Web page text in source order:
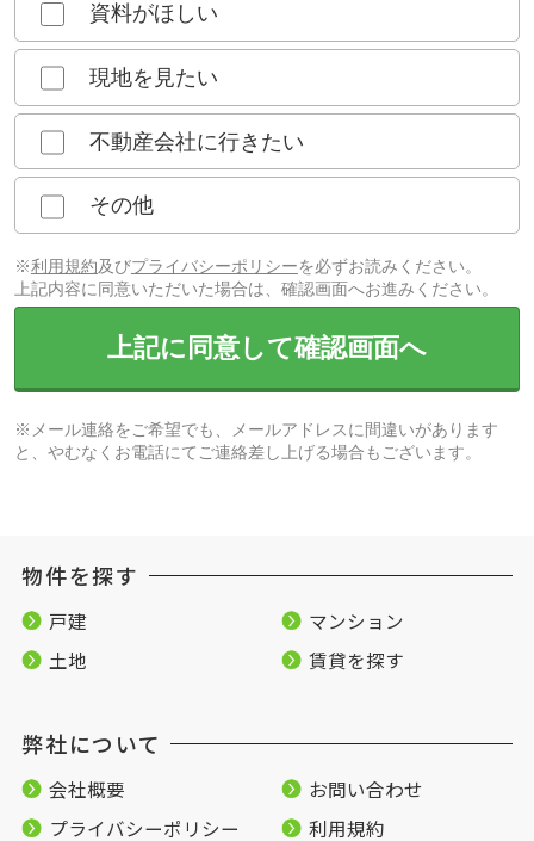
資料がほしい
現地を見たい
不動産会社に行きたい
その他
※利用規約及びプライバシーポリシーを必ずお読みください。
上記内容に同意いただいた場合は、確認画面へお進みください。
上記に同意して確認画面へ
※メール連絡をご希望でも、メールアドレスに間違いがあります
と、やむなくお電話にてご連絡差し上げる場合もございます。
物件を探す
戸建
マンション
土地
賃貸を探す
弊社について
会社概要
お問い合わせ
プライバシーポリシー
利用規約